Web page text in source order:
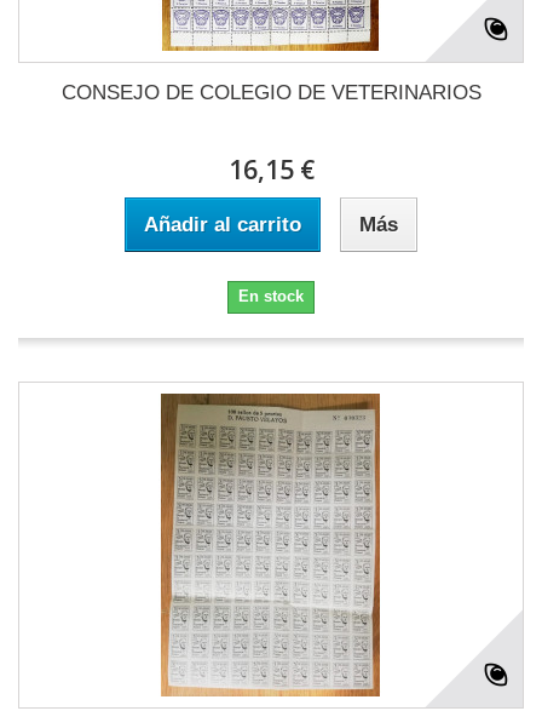
CONSEJO DE COLEGIO DE VETERINARIOS
16,15 €
Añadir al carrito Más
En stock